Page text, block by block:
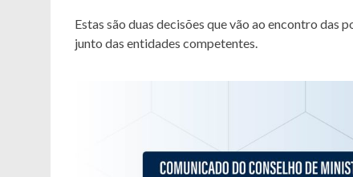
Estas são duas decisões que vão ao encontro das
junto das entidades competentes.